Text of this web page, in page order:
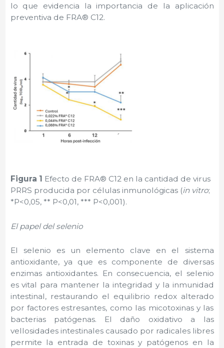
lo que evidencia la importancia de la aplicación
preventiva de FRA® C12.
Figura 1 Efecto de FRA® C12 en la cantidad de virus
PRRS producida por células inmunológicas (in vitro;
*P<0,05, ** P<0,01, *** P<0,001).
El papel del selenio
El selenio es un elemento clave en el sistema
antioxidante, ya que es componente de diversas
enzimas antioxidantes. En consecuencia, el selenio
es vital para mantener la integridad y la inmunidad
intestinal, restaurando el equilibrio redox alterado
por factores estresantes, como las micotoxinas y las
bacterias patógenas. El daño oxidativo a las
vellosidades intestinales causado por radicales libres
permite la entrada de toxinas y patógenos en la